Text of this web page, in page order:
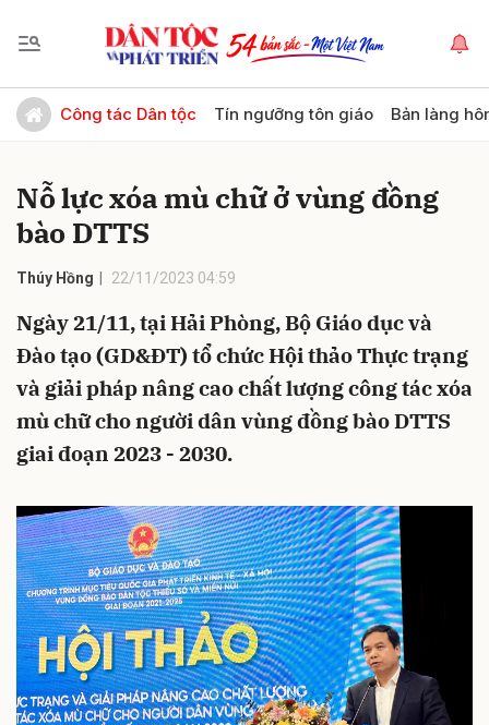
Công tác Dân tộc Tín ngưỡng tôn giáo Bản làng
Nỗ lực xóa mù chữ ở vùng đồng
bào DTTS
Thúy Hồng 22/11/2023 04:59
Ngày 21/11, tại Hải Phòng, Bộ Giáo dục và
Đào tạo (GD&ĐT) tổ chức Hội thảo Thực trạng
và giải pháp nâng cao chất lượng công tác xóa
mù chữ cho người dân vùng đồng bào DTTS
giai đoạn 2023 - 2030.
Gửi bình luận
Hủy Gửi